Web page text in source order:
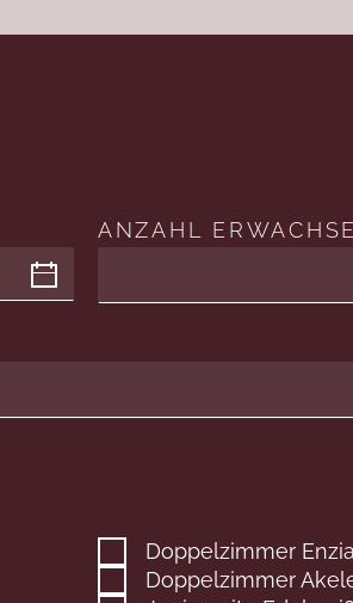
ANZAHL
Doppelzimmer
Doppelzimmer